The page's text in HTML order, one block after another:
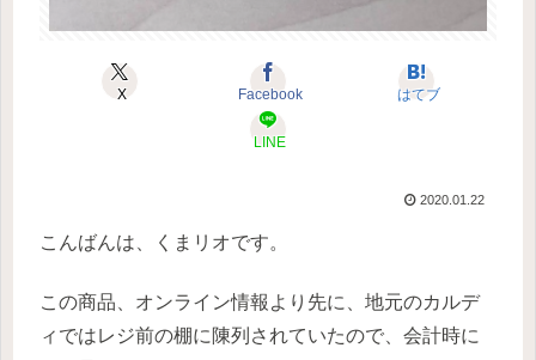
X Facebook はてブ
LINE
2020.01.22
こんばんは、くまリオです。
この商品、オンライン情報より先に、地元のカルデ
ィではレジ前の棚に陳列されていたので、会計時に